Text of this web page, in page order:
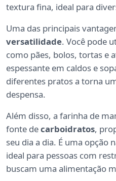
textura fina, ideal para
Uma das principais
versatilidade. Você pode
como pães, bolos, tortas e
espessante em caldos e
diferentes pratos a torna
despensa.
Além disso, a farinha de
fonte decarboidratos,
seu dia a dia. É uma opção
ideal para pessoas com
buscam uma alimentação